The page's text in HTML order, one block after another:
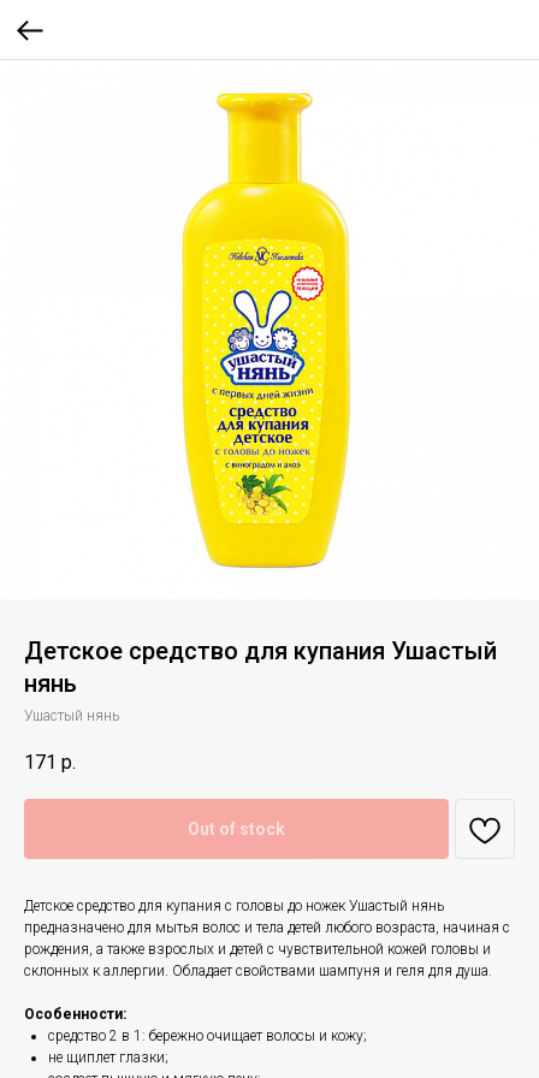
Детское средство для купания Ушастый
нянь
Ушастый нянь
171 р.
Out of stock
Детское средство для купания с головы до ножек Ушастый нянь
предназначено для мытья волос и тела детей любого возраста, начиная с
рождения, а также взрослых и детей с чувствительной кожей головы и
склонных к аллергии. Обладает свойствами шампуня и геля для душа.
Особенности:
средство 2 в 1: бережно очищает волосы и кожу;
не щиплет глазки;